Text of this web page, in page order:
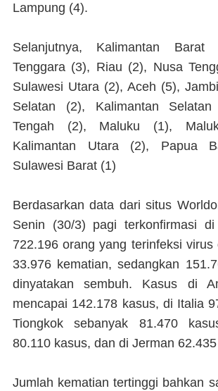
Lampung (4).
Selanjutnya, Kalimantan Barat
Tenggara (3), Riau (2), Nusa
Sulawesi Utara (2), Aceh (5),
Selatan (2), Kalimantan
Tengah (2), Maluku (1),
Kalimantan Utara (2), Papua
Sulawesi Barat (1)
Berdasarkan data dari situs
Senin (30/3) pagi terkonfirmasi
722.196 orang yang terinfeksi virus
33.976 kematian, sedangkan
dinyatakan sembuh. Kasus di
mencapai 142.178 kasus, di Italia
Tiongkok sebanyak 81.470
80.110 kasus, dan di Jerman
Jumlah kematian tertinggi bahkan